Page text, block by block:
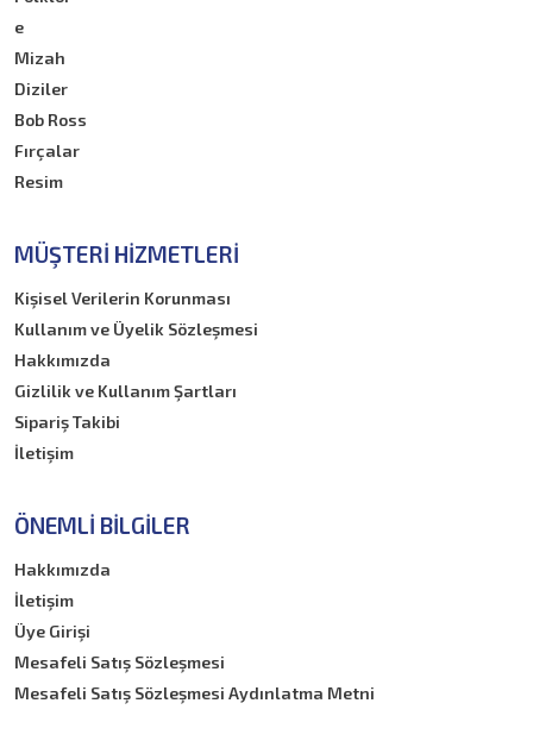
e
Mizah
Diziler
Bob Ross
Fırçalar
Resim
MÜŞTERI HIZMETLERI
Kişisel Verilerin Korunması
Kullanım ve Üyelik Sözleşmesi
Hakkımızda
Gizlilik ve Kullanım Şartları
Sipariş Takibi
İletişim
ÖNEMLI BILGILER
Hakkımızda
İletişim
Üye Girişi
Mesafeli Satış Sözleşmesi
Mesafeli Satış Sözleşmesi Aydınlatma Metni